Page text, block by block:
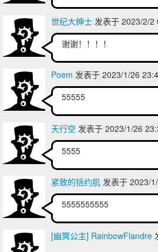
世纪大绅士 发表于 2023/2/
谢谢！！！！
Poem 发表于 2023/1/26
55555
天行空 发表于 2023/1/26
5555
紧致的括约肌 发表于 2023/
5555555555
[幽冥公主] RainbowFlandre